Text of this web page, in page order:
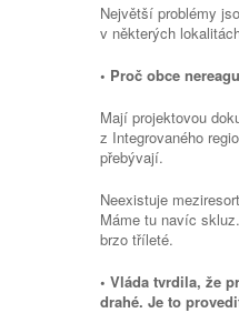
Největší problémy
v některých
• Proč obce
Mají projektovou
z Integrovaného
přebývají.
Neexistuje
Máme tu navíc
brzo tříleté.
• Vláda tvrdila, že
drahé. Je to